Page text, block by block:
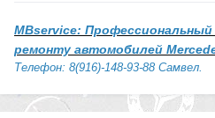
MBservice:
ремонту автомобилей
Телефон: 8(916)-148-93-88 Самвел.